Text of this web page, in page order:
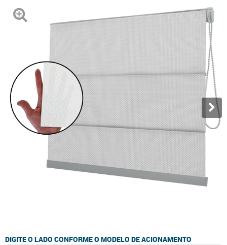
DIGITE O LADO CONFORME O MODELO DE ACIONAMENTO